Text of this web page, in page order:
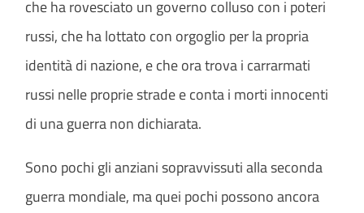
che ha rovesciato un governo colluso con i poteri
russi, che ha lottato con orgoglio per la propria
identità di nazione, e che ora trova i carrarmati
russi nelle proprie strade e conta i morti innocenti
di una guerra non dichiarata.
Sono pochi gli anziani sopravvissuti alla seconda
guerra mondiale, ma quei pochi possono ancora